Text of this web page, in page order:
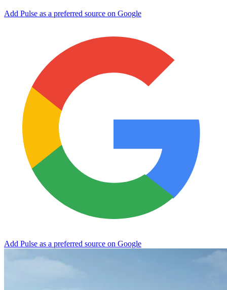
Add Pulse as a preferred source on Google
Add Pulse as a preferred source on Google